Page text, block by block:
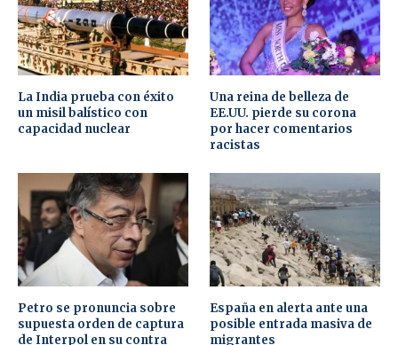
La India prueba con éxito
un misil balístico con
capacidad nuclear
Una reina de belleza de
EE.UU. pierde su corona
por hacer comentarios
racistas
Petro se pronuncia sobre
supuesta orden de captura
de Interpol en su contra
España en alerta ante una
posible entrada masiva de
migrantes